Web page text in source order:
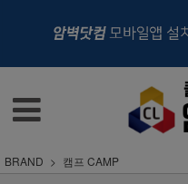
BRAND 캠프 CAMP